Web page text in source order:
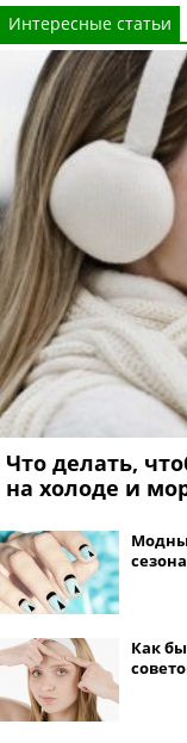
Интересные статьи
Что делать,
на холоде и
Как